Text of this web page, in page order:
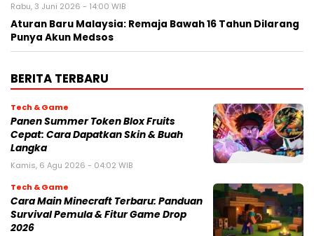
Rabu, 3 Juni 2026 - 14:00 WIB
Aturan Baru Malaysia: Remaja Bawah 16 Tahun Dilarang
Punya Akun Medsos
BERITA TERBARU
Tech & Game
Panen Summer Token Blox Fruits
Cepat: Cara Dapatkan Skin & Buah
Langka
Kamis, 6 Agu 2026 - 04:02 WIB
Tech & Game
Cara Main Minecraft Terbaru: Panduan
Survival Pemula & Fitur Game Drop
2026